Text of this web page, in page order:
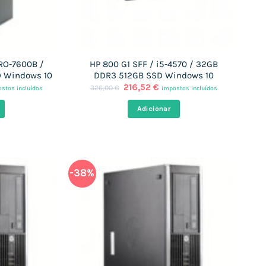
7600B /
Windows 10
incluídos
HP 800 G1 SFF / i5-4570 / 32GB
DDR3 512GB SSD Windows 10
326,00€
O
original
era:
216,52€ O
atual
é:
impostos incluídos
Adicionar
-38%